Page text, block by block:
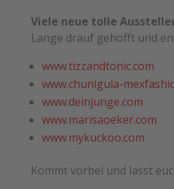
Viele neue tolle
Lange drauf gehofft und
www.tizzandtonic.com
www.chunigula-
www.deinjunge.com
www.marisaoeker.com
www.mykuckoo.com
Kommt vorbei und lasst